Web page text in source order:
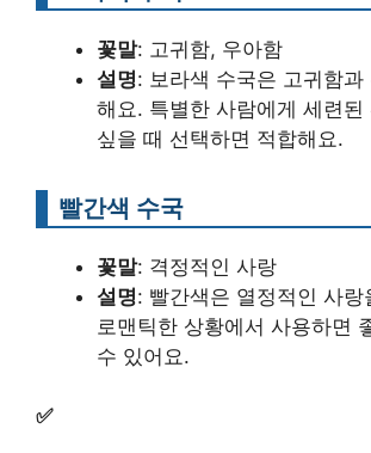
꽃말: 고귀함, 우아함
설명: 보라색 수국은 고귀함과
해요. 특별한 사람에게 세련된
싶을 때 선택하면 적합해요.
빨간색 수국
꽃말: 격정적인 사랑
설명: 빨간색은 열정적인 사랑
로맨틱한 상황에서 사용하면
수 있어요.
✅